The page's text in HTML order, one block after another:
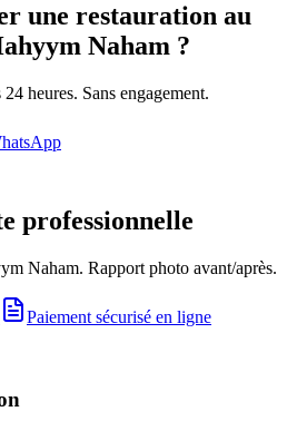
une restauration au
Naham ?
heures. Sans engagement.
professionnelle
Naham. Rapport photo avant/après.
Paiement sécurisé en ligne